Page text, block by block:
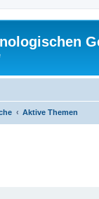
Aktive Themen